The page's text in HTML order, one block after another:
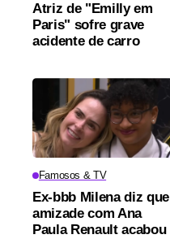
Atriz de "Emilly em
Paris" sofre grave
acidente de carro
Famosos & TV
Ex-bbb Milena diz que
amizade com Ana
Paula Renault acabou